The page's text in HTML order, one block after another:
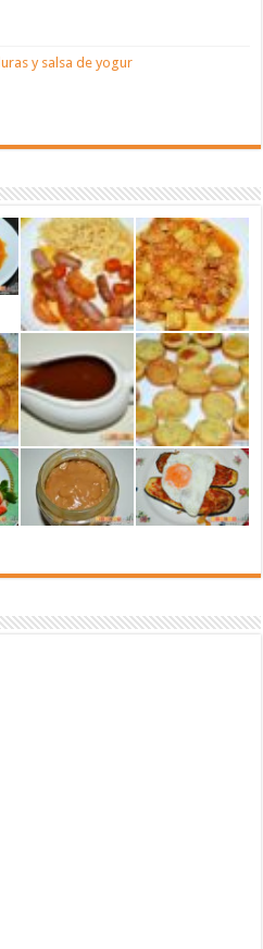
y salsa de yogur